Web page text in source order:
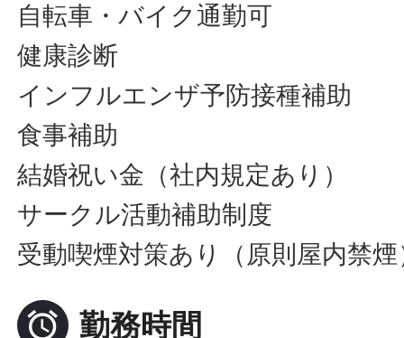
自転車・バイク通勤可
健康診断
インフルエンザ予防接種補助
食事補助
結婚祝い金（社内規定あり）
サークル活動補助制度
受動喫煙対策あり（原則屋内禁煙
 勤務時間